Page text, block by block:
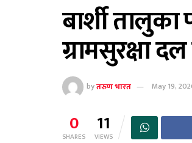
बार्शी
ग्रामसुरक्षा
byतरुण भारत May 19,
0
SHARES 11
VIEWS